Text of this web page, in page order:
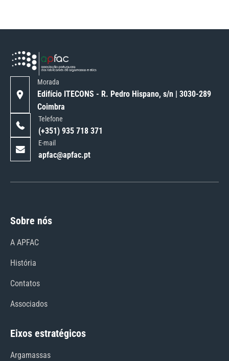
Morada
Edifício ITECONS - R. Pedro Hispano, s/n | 3030-289
Coimbra
Telefone
(+351) 935 718 371
E-mail
apfac@apfac.pt
Sobre nós
A APFAC
História
Contatos
Associados
Eixos estratégicos
Argamassas